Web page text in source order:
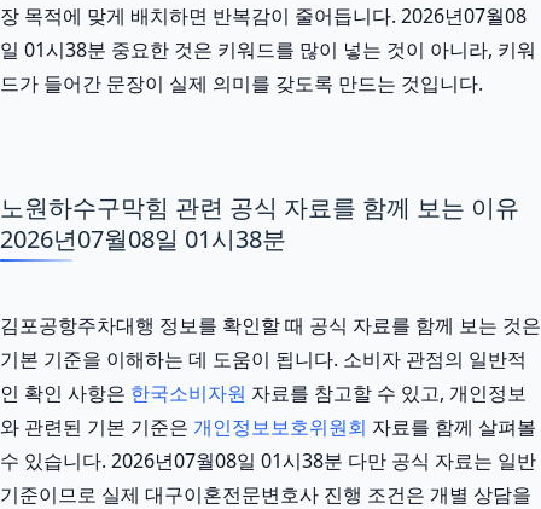
장 목적에 맞게 배치하면 반복감이 줄어듭니다. 2026년07월08
일 01시38분 중요한 것은 키워드를 많이 넣는 것이 아니라, 키워
드가 들어간 문장이 실제 의미를 갖도록 만드는 것입니다.
노원하수구막힘 관련 공식 자료를 함께 보는 이유
2026년07월08일 01시38분
김포공항주차대행 정보를 확인할 때 공식 자료를 함께 보는 것은
기본 기준을 이해하는 데 도움이 됩니다. 소비자 관점의 일반적
인 확인 사항은 한국소비자원 자료를 참고할 수 있고, 개인정보
와 관련된 기본 기준은 개인정보보호위원회 자료를 함께 살펴볼
수 있습니다. 2026년07월08일 01시38분 다만 공식 자료는 일반
기준이므로 실제 대구이혼전문변호사 진행 조건은 개별 상담을